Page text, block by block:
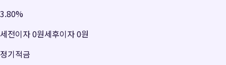
3.80%
세전이자0원세후이자0원
정기적금